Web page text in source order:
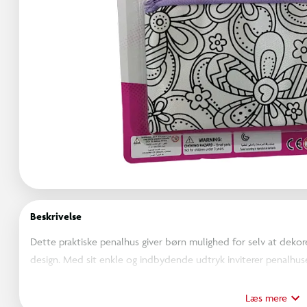
Beskrivelse
Dette praktiske penalhus giver børn mulighed for selv at
design. Med sit enkle og indbydende udtryk inviterer
fungerer penalhuset perfekt til blyanter og andre småting i
Læs mere